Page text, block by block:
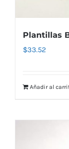
Plantillas
$33.52
Añadir al